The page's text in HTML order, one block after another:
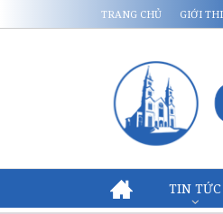
TRANG CHỦ GIỚI
TIN TỨC